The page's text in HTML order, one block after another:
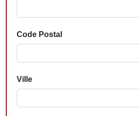
Code Postal
Ville